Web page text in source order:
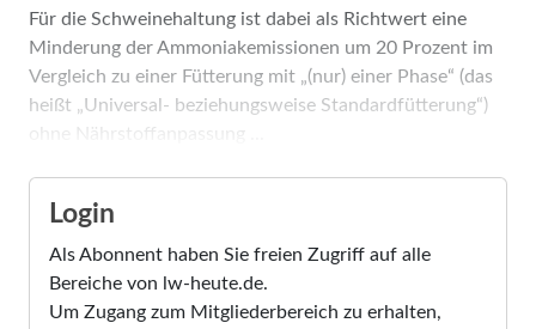
Für die Schweinehaltung ist dabei als Richtwert eine
Minderung der Ammoniakemissionen um 20 Prozent im
Vergleich zu einer Fütterung mit „(nur) einer Phase“ (das
heißt „Universal- beziehungsweise Standardfütterung“)
ohne Nährstoffanpassung ...
Login
Als Abonnent haben Sie freien Zugriff auf alle
Bereiche von lw-heute.de.
Um Zugang zum Mitgliederbereich zu erhalten,